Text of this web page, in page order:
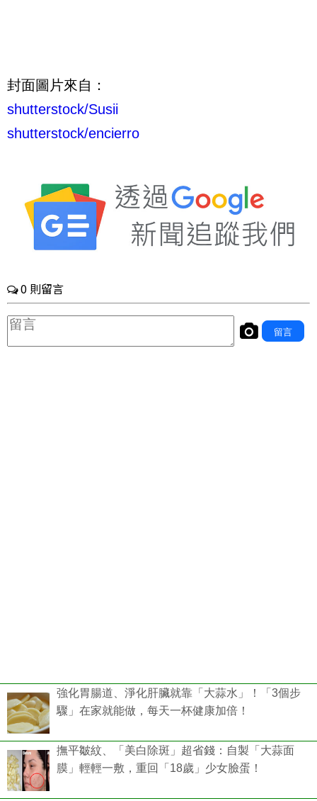
封面圖片來自：
shutterstock/Susii
shutterstock/encierro
強化胃腸道、淨化肝臟就靠「大蒜水」！「3個步
驟」在家就能做，每天一杯健康加倍！
撫平皺紋、「美白除斑」超省錢：自製「大蒜面
膜」輕輕一敷，重回「18歲」少女臉蛋！